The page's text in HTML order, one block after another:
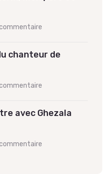
chanteur de
avec Ghezala